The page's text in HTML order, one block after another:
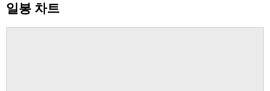
일봉 차트